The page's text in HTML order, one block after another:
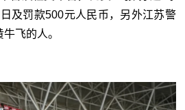
及罚款500元人民币，另外江苏警
飞的人。